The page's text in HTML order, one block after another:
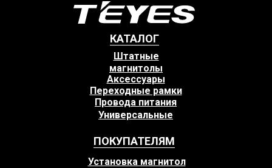
ПОКУПАТЕЛЯМ
КАТАЛОГ
Аксессуары
Провода питания
Штатные
магнитолы
Переходные рамки
Универсальные
Установка магнитол